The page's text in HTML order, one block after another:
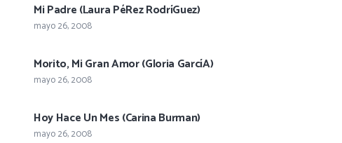
Mi Padre (Laura PéRez RodríGuez)
mayo 26, 2008
Morito, Mi Gran Amor (Gloria GarcíA)
mayo 26, 2008
Hoy Hace Un Mes (Carina Burman)
mayo 26, 2008